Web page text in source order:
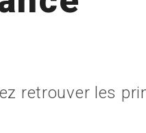
retrouver les